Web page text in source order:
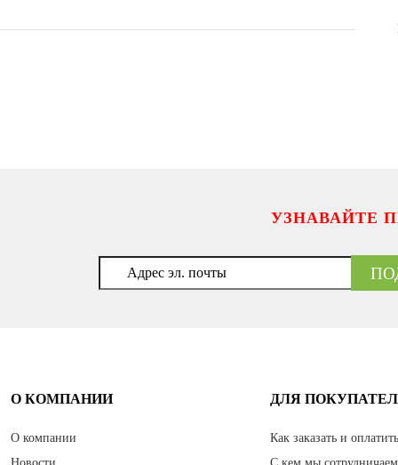
УЗНАВАЙТЕ
О КОМПАНИИ
О компании
ДЛЯ
Как заказать и